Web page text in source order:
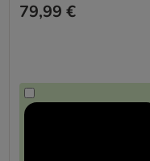
79,99 €